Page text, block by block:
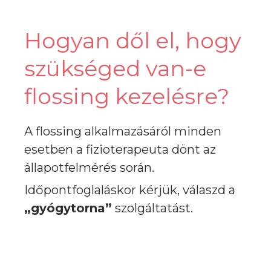
Hogyan dől el, hogy
szükséged van-e
flossing kezelésre?
A flossing alkalmazásáról minden
esetben a fizioterapeuta dönt az
állapotfelmérés során.
Időpontfoglaláskor kérjük, válaszd a
„gyógytorna” szolgáltatást.